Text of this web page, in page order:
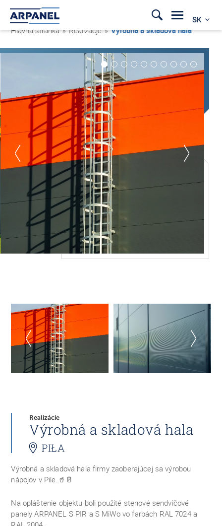
SK
Hlavná stránka » Realizacje »Výrobná a skladová hala
Realizácie
Výrobná a skladová hala
PIŁA
Výrobná a skladová hala firmy zaoberajúcej sa výrobou
nápojov v Pile. 🥤🥛
Na opláštenie objektu boli použité stenové sendvičové
panely ARPANEL S PIR a S MiWo vo farbách RAL 7024 a